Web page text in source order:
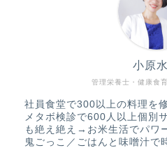
管理栄養士・健康食
小原
社員食堂で300以上の料理を
メタボ検診で600人以上個別
も絶え絶え→お米生活でパワ
鬼ごっこ／ごはんと味噌汁で